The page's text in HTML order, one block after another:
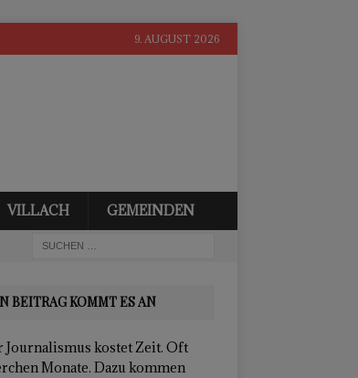
9. AUGUST 2026
VILLACH GEMEINDEN
BEITRAG KOMMT ES AN
Journalismus kostet Zeit. Oft
Monate. Dazu kommen